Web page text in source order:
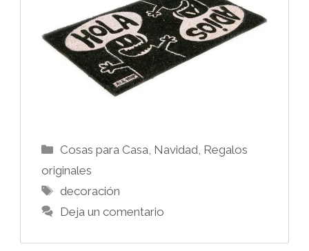
Categorías
Cosas para Casa, Navidad, Regalos
originales
Etiquetas
decoración
Deja un comentario